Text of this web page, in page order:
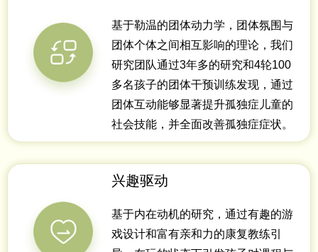
基于勒温的团体动力学，团体氛围与
团体个体之间相互影响的理论，我们
研究团队通过3年多的研究和4轮100
多名孩子的团体干预训练发现，通过
团体互动能够显著提升孤独症儿童的
社会技能，并全面改善孤独症症状。
兴趣驱动
基于内在动机的研究，通过有趣的游
戏设计和富有亲和力的康复教练引